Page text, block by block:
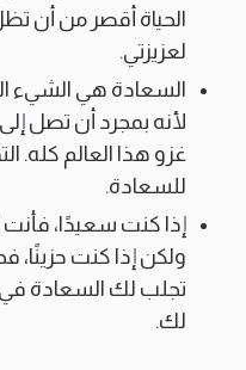
الحياة أقصر من أن
لعزيزتي.
السعادة هي الشيء
لأنه بمجرد أن تصل
غزو هذا العالم كله.
للسعادة.
إذا كنت سعيدًا،
ولكن إذا كنت حزينًا،
تجلب لك السعادة في
لك.